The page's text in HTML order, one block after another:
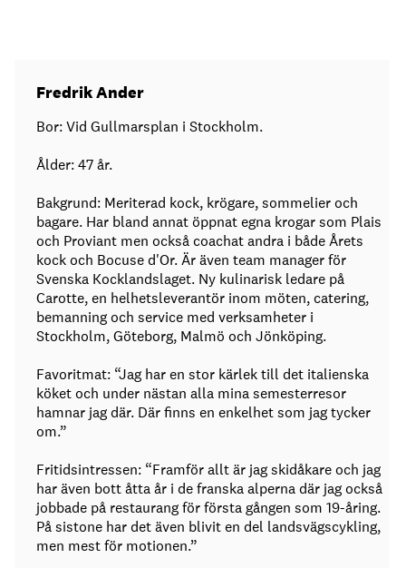
Fredrik Ander
Bor: Vid Gullmarsplan i Stockholm.
Ålder: 47 år.
Bakgrund: Meriterad kock, krögare, sommelier och
bagare. Har bland annat öppnat egna krogar som Plais
och Proviant men också coachat andra i både Årets
kock och Bocuse d'Or. Är även team manager för
Svenska Kocklandslaget. Ny kulinarisk ledare på
Carotte, en helhetsleverantör inom möten, catering,
bemanning och service med verksamheter i
Stockholm, Göteborg, Malmö och Jönköping.
Favoritmat: “Jag har en stor kärlek till det italienska
köket och under nästan alla mina semesterresor
hamnar jag där. Där finns en enkelhet som jag tycker
om.”
Fritidsintressen: “Framför allt är jag skidåkare och jag
har även bott åtta år i de franska alperna där jag också
jobbade på restaurang för första gången som 19-åring.
På sistone har det även blivit en del landsvägscykling,
men mest för motionen.”